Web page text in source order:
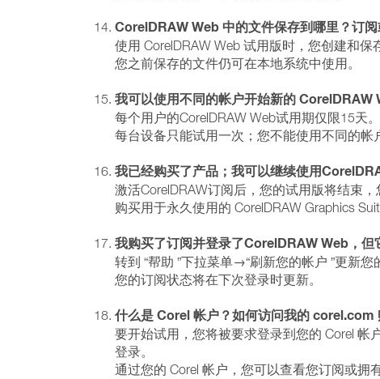
CorelDRAW Web 中的文件保存到哪里？订
使用 CorelDRAW Web 试用版时，您创建和保
您之前保存的文件仍可在本地系统中使用。
我可以使用不同的帐户开始新的 CorelDRAW
每个用户的CorelDRAW Web试用期仅限15天。
每台设备只能试用一次；您不能使用不同的帐
我已经购买了产品；我可以继续使用
激活CorelDRAW订阅后，您的试用版将结束
购买用于永久使用的 CorelDRAW Graphics
我购买了订阅并登录了CorelDRAW Web，
转到 “帮助 ”下拉菜单→“刷新您的帐户 ”更新您
您的订阅状态将在下次登录时更新。
什么是 Corel 帐户？如何访问我的 corel.com
要开始试用，您将被要求登录到您的 Corel 帐
登录。
通过您的 Corel 帐户，您可以查看您订阅或拥